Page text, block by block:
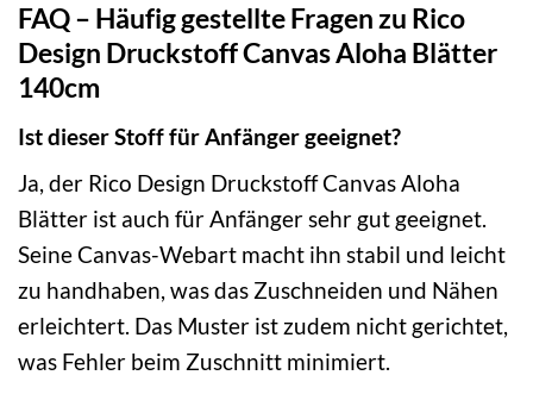
FAQ – Häufig gestellte Fragen zu Rico
Design Druckstoff Canvas Aloha Blätter
140cm
Ist dieser Stoff für Anfänger geeignet?
Ja, der Rico Design Druckstoff Canvas Aloha
Blätter ist auch für Anfänger sehr gut geeignet.
Seine Canvas-Webart macht ihn stabil und leicht
zu handhaben, was das Zuschneiden und Nähen
erleichtert. Das Muster ist zudem nicht gerichtet,
was Fehler beim Zuschnitt minimiert.